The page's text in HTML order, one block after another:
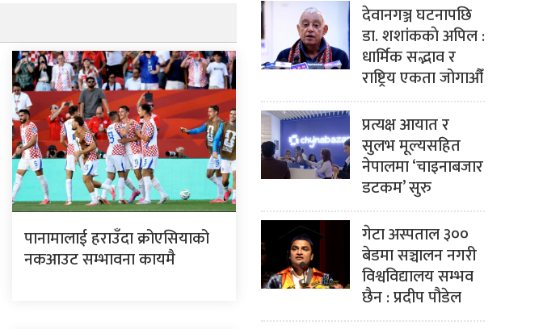
पानामालाई हराउँदा क्रोएसियाको
नकआउट सम्भावना कायमै
देवानगञ्ज घटनापछि
डा. शशांककाे अपिल :
धार्मिक सद्भाव र
राष्ट्रिय एकता जोगाऔँ
प्रत्यक्ष आयात र
सुलभ मूल्यसहित
नेपालमा ‘चाइनाबजार
डटकम’ सुरु
गेटा अस्पताल ३००
बेडमा सञ्चालन नगरी
विश्वविद्यालय सम्भव
छैन : प्रदीप पौडेल